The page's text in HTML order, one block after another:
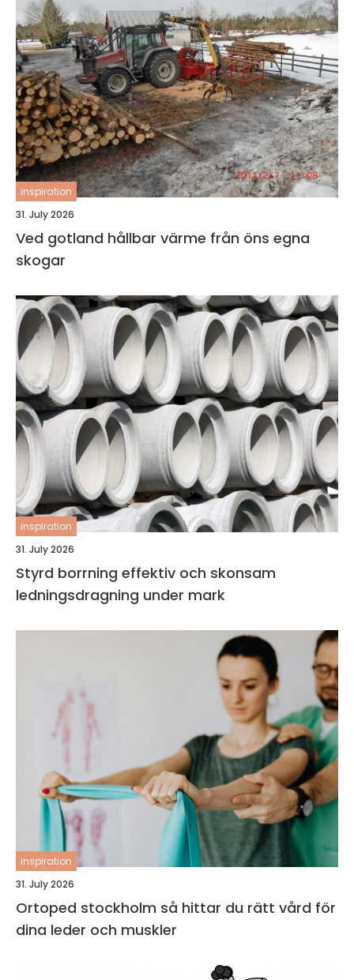
inspiration
31. July 2026
Ved gotland hållbar värme från öns egna
skogar
inspiration
31. July 2026
Styrd borrning effektiv och skonsam
ledningsdragning under mark
inspiration
31. July 2026
Ortoped stockholm så hittar du rätt vård för
dina leder och muskler